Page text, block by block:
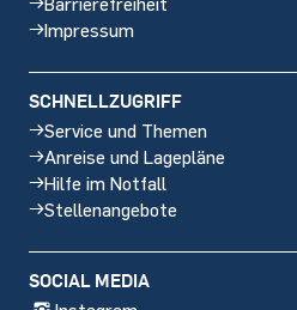
Impressum
SCHNELLZUGRIFF
Service und Themen
Anreise und Lagepläne
Hilfe im Notfall
Stellenangebote
media
SOCIAL MEDIA